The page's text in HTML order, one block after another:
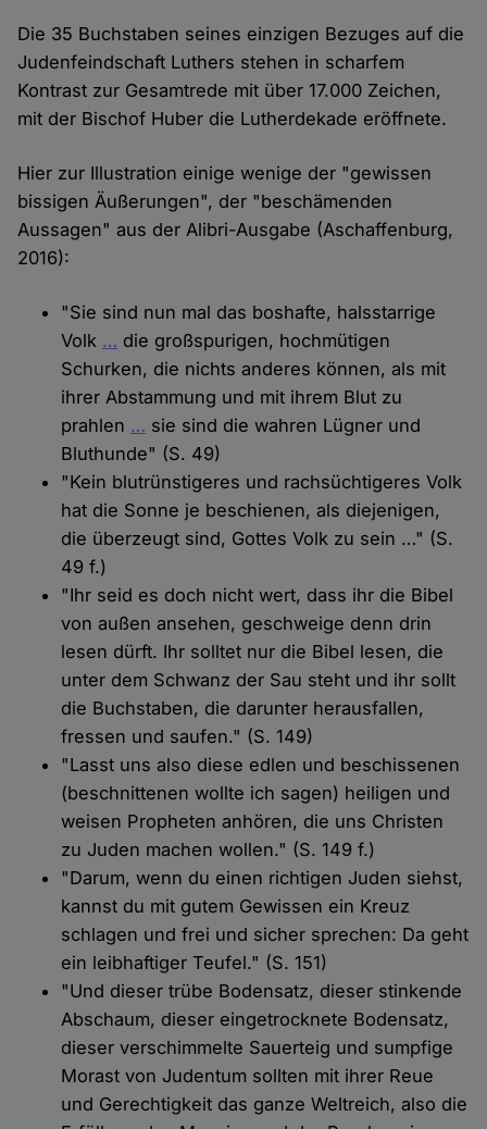
Die 35 Buchstaben seines einzigen Bezuges auf die
Judenfeindschaft Luthers stehen in scharfem
Kontrast zur Gesamtrede mit über 17.000 Zeichen,
mit der Bischof Huber die Lutherdekade eröffnete.
Hier zur Illustration einige wenige der "gewissen
bissigen Äußerungen", der "beschämenden
Aussagen" aus der Alibri-Ausgabe (Aschaffenburg,
2016):
"Sie sind nun mal das boshafte, halsstarrige
Volk … die großspurigen, hochmütigen
Schurken, die nichts anderes können, als mit
ihrer Abstammung und mit ihrem Blut zu
prahlen … sie sind die wahren Lügner und
Bluthunde" (S. 49)
"Kein blutrünstigeres und rachsüchtigeres Volk
hat die Sonne je beschienen, als diejenigen,
die überzeugt sind, Gottes Volk zu sein …" (S.
49 f.)
"Ihr seid es doch nicht wert, dass ihr die Bibel
von außen ansehen, geschweige denn drin
lesen dürft. Ihr solltet nur die Bibel lesen, die
unter dem Schwanz der Sau steht und ihr sollt
die Buchstaben, die darunter herausfallen,
fressen und saufen." (S. 149)
"Lasst uns also diese edlen und beschissenen
(beschnittenen wollte ich sagen) heiligen und
weisen Propheten anhören, die uns Christen
zu Juden machen wollen." (S. 149 f.)
"Darum, wenn du einen richtigen Juden siehst,
kannst du mit gutem Gewissen ein Kreuz
schlagen und frei und sicher sprechen: Da geht
ein leibhaftiger Teufel." (S. 151)
"Und dieser trübe Bodensatz, dieser stinkende
Abschaum, dieser eingetrocknete Bodensatz,
dieser verschimmelte Sauerteig und sumpfige
Morast von Judentum sollten mit ihrer Reue
und Gerechtigkeit das ganze Weltreich, also die